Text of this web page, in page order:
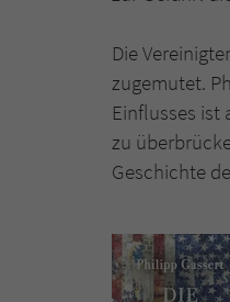
Die
zugemutet.
Einflusses
zu
Geschichte